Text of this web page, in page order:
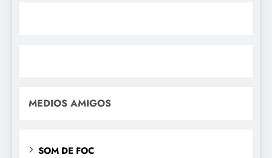
MEDIOS AMIGOS
SOM DE FOC